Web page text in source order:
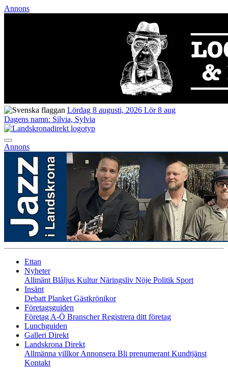
Annons
Lördag 8 augusti, 2026 Lör 8 aug
Dagens namn: Silvia, Sylvia
Annons
Ettan
Nyheter
Allmänt Blåljus KulturNäringsliv Nöje Politik Sport
Insänt
Debatt Planket Gästkrönikor
Företagsguiden
Företag A-Ö BranscherRegistrera ditt företag
Lunchguiden
Galleri Direkt
Landskrona Direkt
Allmänna villkorAnnonsera Bli prenumerant Kundtjänst
Kontakt